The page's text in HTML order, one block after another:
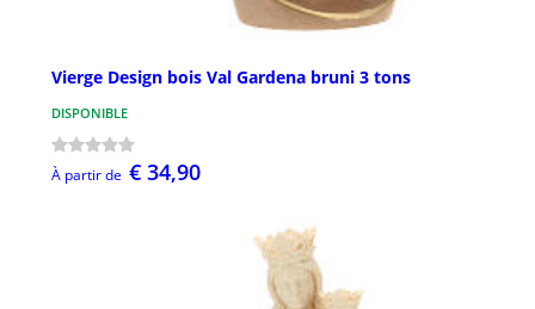
Vierge Design bois Val Gardena bruni 3 tons
DISPONIBLE
À partir de € 34,90